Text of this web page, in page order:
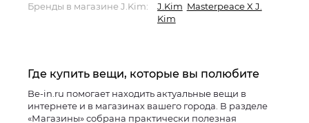
Бренды в магазине J.Kim: J.Kim Masterpeace X J.
Kim
Где купить вещи, которые вы полюбите
Be-in.ru помогает находить актуальные вещи в
интернете и в магазинах вашего города. В разделе
«Магазины» собрана практически полезная